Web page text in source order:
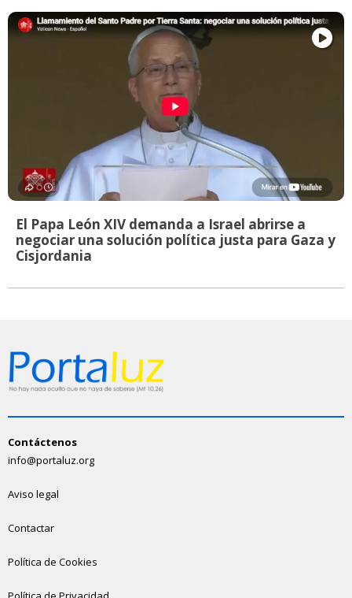
El Papa León XIV demanda a Israel abrirse a
negociar una solución política justa para Gaza y
Cisjordania
Contáctenos
info@portaluz.org
Aviso legal
Contactar
Política de Cookies